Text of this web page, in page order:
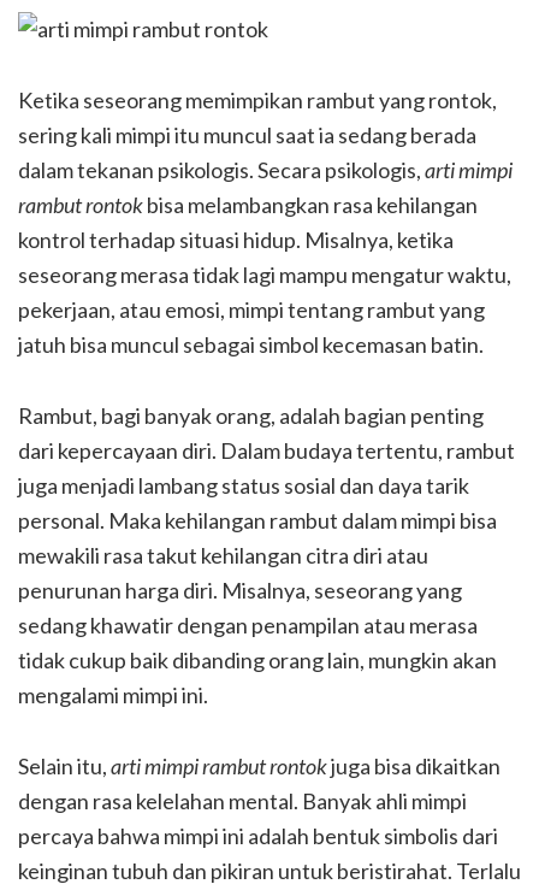
Ketika seseorang memimpikan rambut yang rontok,
sering kali mimpi itu muncul saat ia sedang berada
dalam tekanan psikologis. Secara psikologis,arti mimpi
rambut rontokbisa melambangkan rasa kehilangan
kontrol terhadap situasi hidup. Misalnya, ketika
seseorang merasa tidak lagi mampu mengatur waktu,
pekerjaan, atau emosi, mimpi tentang rambut yang
jatuh bisa muncul sebagai simbol kecemasan batin.
Rambut, bagi banyak orang, adalah bagian penting
dari kepercayaan diri. Dalam budaya tertentu, rambut
juga menjadi lambang status sosial dan daya tarik
personal. Maka kehilangan rambut dalam mimpi bisa
mewakili rasa takut kehilangan citra diri atau
penurunan harga diri. Misalnya, seseorang yang
sedang khawatir dengan penampilan atau merasa
tidak cukup baik dibanding orang lain, mungkin akan
mengalami mimpi ini.
Selain itu,arti mimpi rambut rontokjuga bisa dikaitkan
dengan rasa kelelahan mental. Banyak ahli mimpi
percaya bahwa mimpi ini adalah bentuk simbolis dari
keinginan tubuh dan pikiran untuk beristirahat. Terlalu